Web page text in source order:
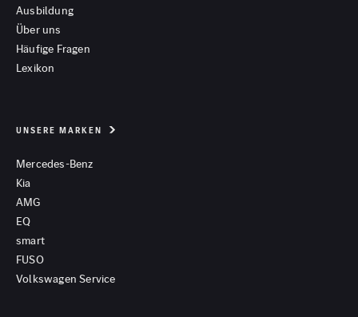
Ausbildung
Über uns
Häufige Fragen
Lexikon
UNSERE MARKEN
Mercedes-Benz
Kia
AMG
EQ
smart
FUSO
Volkswagen Service